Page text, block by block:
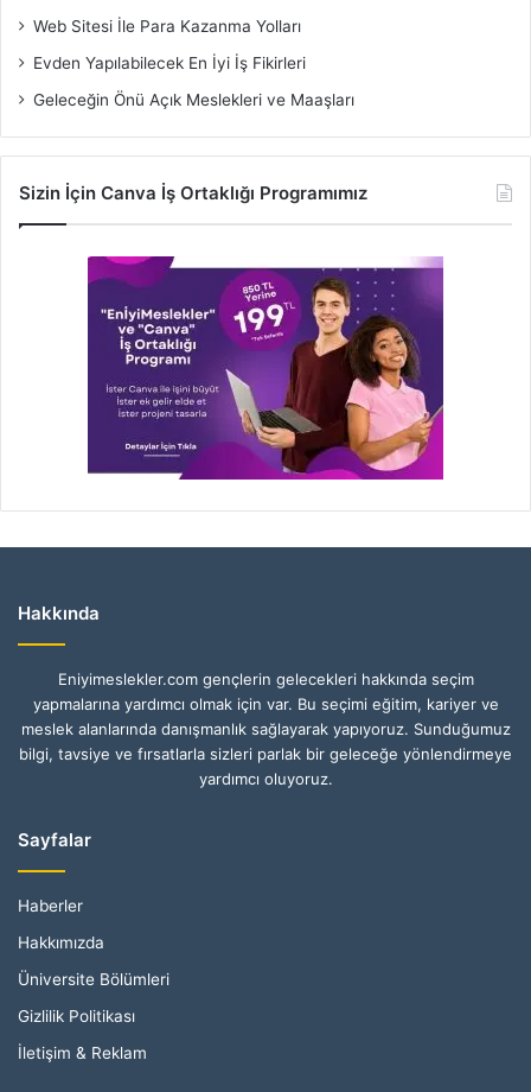
Web Sitesi İle Para Kazanma Yolları
Evden Yapılabilecek En İyi İş Fikirleri
Geleceğin Önü Açık Meslekleri ve Maaşları
Sizin İçin Canva İş Ortaklığı Programımız
Hakkında
Eniyimeslekler.com gençlerin gelecekleri hakkında seçim
yapmalarına yardımcı olmak için var. Bu seçimi eğitim, kariyer ve
meslek alanlarında danışmanlık sağlayarak yapıyoruz. Sunduğumuz
bilgi, tavsiye ve fırsatlarla sizleri parlak bir geleceğe yönlendirmeye
yardımcı oluyoruz.
Sayfalar
Haberler
Hakkımızda
Üniversite Bölümleri
Gizlilik Politikası
İletişim & Reklam